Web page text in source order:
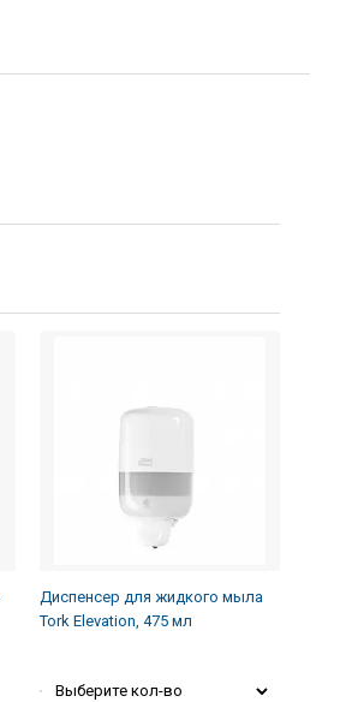
Диспенсер для жидкого мыла
Tork Elevation, 475 мл
Выберите кол-во